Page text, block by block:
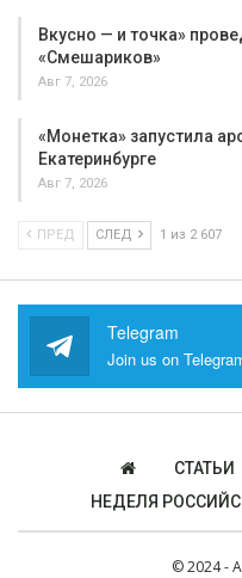
Вкусно — и точка»
«Смешариков»
Авг 7, 2026
«Монетка» запустила
Екатеринбурге
Авг 7, 2026
ПРЕД СЛЕД 1 из 2 607
Telegram
Join us on
СТАТЬИ
НЕДЕЛЯ
© 2024 -